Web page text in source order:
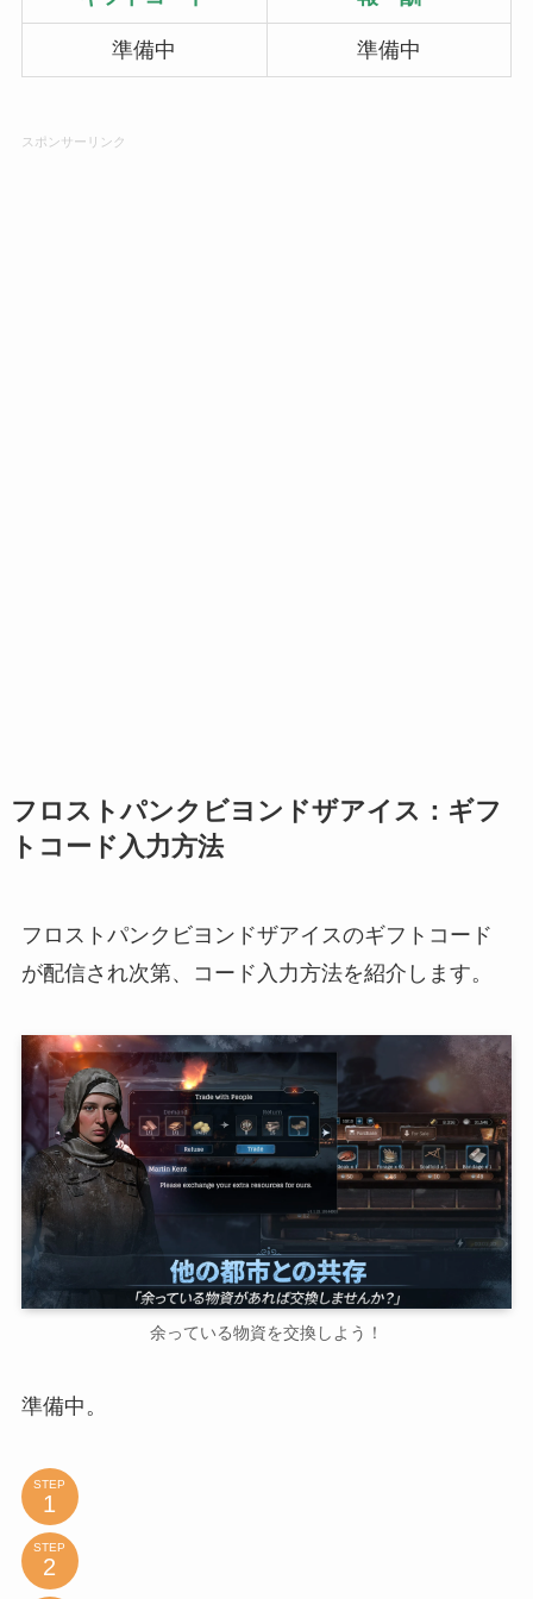
準備中 準備中
スポンサーリンク
フロストパンクビヨンドザアイス：ギフ
トコード入力方法
フロストパンクビヨンドザアイスのギフトコード
が配信され次第、コード入力方法を紹介します。
余っている物資を交換しよう！
準備中。
STEP
STEP